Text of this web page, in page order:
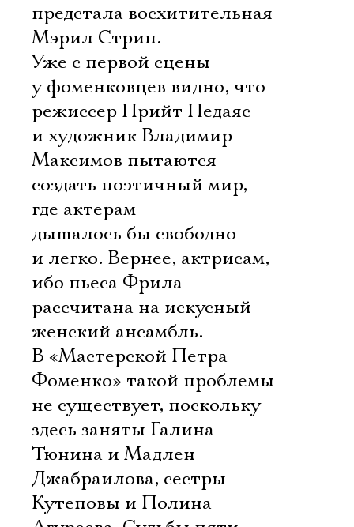
предстала восхитительная
Мэрил Стрип.
Уже с первой сцены
у фоменковцев видно, что
режиссер Прийт Педаяс
и художник Владимир
Максимов пытаются
создать поэтичный мир,
где актерам
дышалось бы свободно
и легко. Вернее, актрисам,
ибо пьеса Фрила
рассчитана на искусный
женский ансамбль.
В «Мастерской Петра
Фоменко» такой проблемы
не существует, поскольку
здесь заняты Галина
Тюнина и Мадлен
Джабраилова, сестры
Кутеповы и Полина